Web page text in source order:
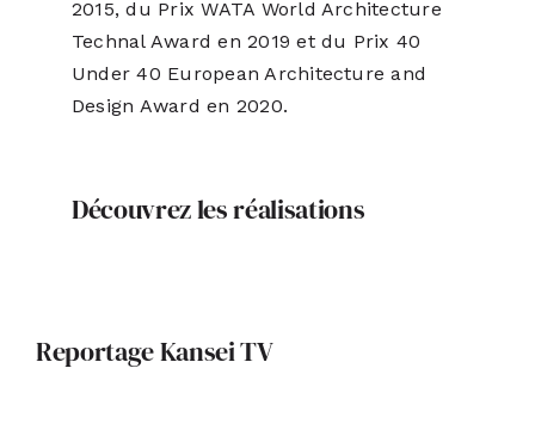
2015, du Prix WATA World Architecture
Technal Award en 2019 et du Prix 40
Under 40 European Architecture and
Design Award en 2020.
Découvrez les réalisations
Reportage Kansei TV